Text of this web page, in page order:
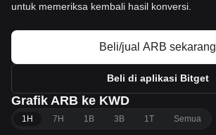
untuk memeriksa kembali hasil konversi.
Beli/jual ARB sekarang
Beli di aplikasi Bitget
Grafik ARB ke KWD
1H 7H 1B 3B 1T Semua